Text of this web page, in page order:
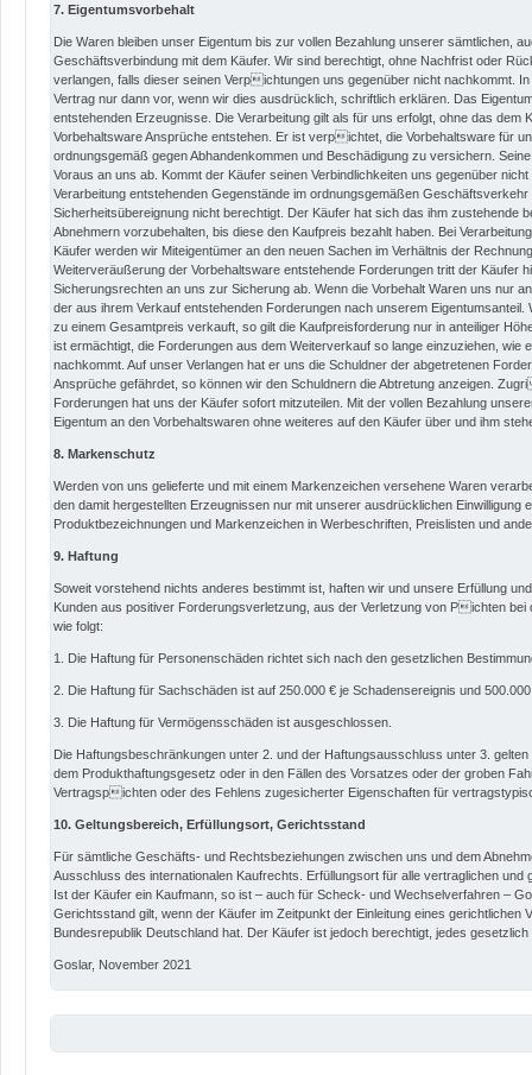
7. Eigentumsvorbehalt
Die Waren bleiben unser Eigentum bis zur vollen Bezahlung unserer sämtlichen,
Geschäftsverbindung mit dem Käufer. Wir sind berechtigt, ohne Nachfrist oder
verlangen, falls dieser seinen Verpichtungen uns gegenüber nicht nachkommt.
Vertrag nur dann vor, wenn wir dies ausdrücklich, schriftlich erklären. Das
entstehenden Erzeugnisse. Die Verarbeitung gilt als für uns erfolgt, ohne das dem
Vorbehaltsware Ansprüche entstehen. Er ist verpichtet, die Vorbehaltsware für
ordnungsgemäß gegen Abhandenkommen und Beschädigung zu versichern.
Voraus an uns ab. Kommt der Käufer seinen Verbindlichkeiten uns gegenüber
Verarbeitung entstehenden Gegenstände im ordnungsgemäßen
Sicherheitsübereignung nicht berechtigt. Der Käufer hat sich das ihm zustehende
Abnehmern vorzubehalten, bis diese den Kaufpreis bezahlt haben. Bei
Käufer werden wir Miteigentümer an den neuen Sachen im Verhältnis der
Weiterveräußerung der Vorbehaltsware entstehende Forderungen tritt der Käufer
Sicherungsrechten an uns zur Sicherung ab. Wenn die Vorbehalt Waren uns nur
der aus ihrem Verkauf entstehenden Forderungen nach unserem
zu einem Gesamtpreis verkauft, so gilt die Kaufpreisforderung nur in anteiliger
ist ermächtigt, die Forderungen aus dem Weiterverkauf so lange einzuziehen,
nachkommt. Auf unser Verlangen hat er uns die Schuldner der abgetretenen
Ansprüche gefährdet, so können wir den Schuldnern die Abtretung anzeigen.
Forderungen hat uns der Käufer sofort mitzuteilen. Mit der vollen Bezahlung
Eigentum an den Vorbehaltswaren ohne weiteres auf den Käufer über und ihm
8. Markenschutz
Werden von uns gelieferte und mit einem Markenzeichen versehene Waren
den damit hergestellten Erzeugnissen nur mit unserer ausdrücklichen Einwilligung
Produktbezeichnungen und Markenzeichen in Werbeschriften, Preislisten und
9. Haftung
Soweit vorstehend nichts anderes bestimmt ist, haften wir und unsere Erfüllung
Kunden aus positiver Forderungsverletzung, aus der Verletzung von Pichten
wie folgt:
1. Die Haftung für Personenschäden richtet sich nach den gesetzlichen
2. Die Haftung für Sachschäden ist auf 250.000 € je Schadensereignis und
3. Die Haftung für Vermögensschäden ist ausgeschlossen.
Die Haftungsbeschränkungen unter 2. und der Haftungsausschluss unter 3.
dem Produkthaftungsgesetz oder in den Fällen des Vorsatzes oder der groben
Vertragspichten oder des Fehlens zugesicherter Eigenschaften für
10. Geltungsbereich, Erfüllungsort, Gerichtsstand
Für sämtliche Geschäfts- und Rechtsbeziehungen zwischen uns und dem
Ausschluss des internationalen Kaufrechts. Erfüllungsort für alle vertraglichen
Ist der Käufer ein Kaufmann, so ist – auch für Scheck- und Wechselverfahren –
Gerichtsstand gilt, wenn der Käufer im Zeitpunkt der Einleitung eines gerichtlichen
Bundesrepublik Deutschland hat. Der Käufer ist jedoch berechtigt, jedes
Goslar, November 2021